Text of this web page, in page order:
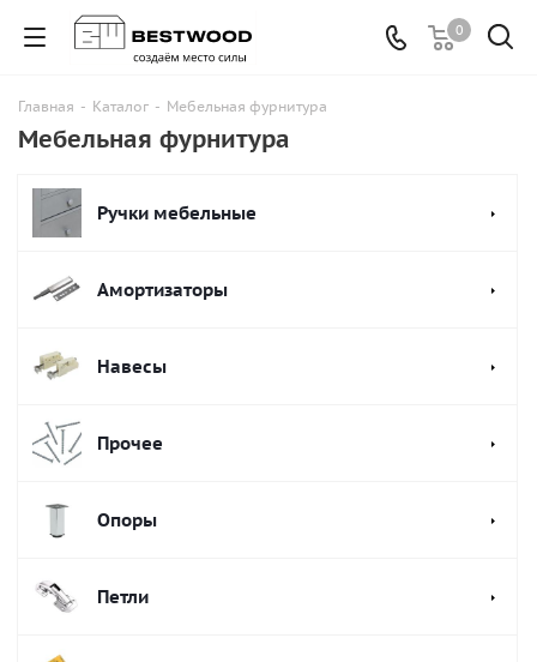
0
Главная - Каталог - Мебельная фурнитура
Мебельная фурнитура
Ручки мебельные
Амортизаторы
Навесы
Прочее
Опоры
Петли